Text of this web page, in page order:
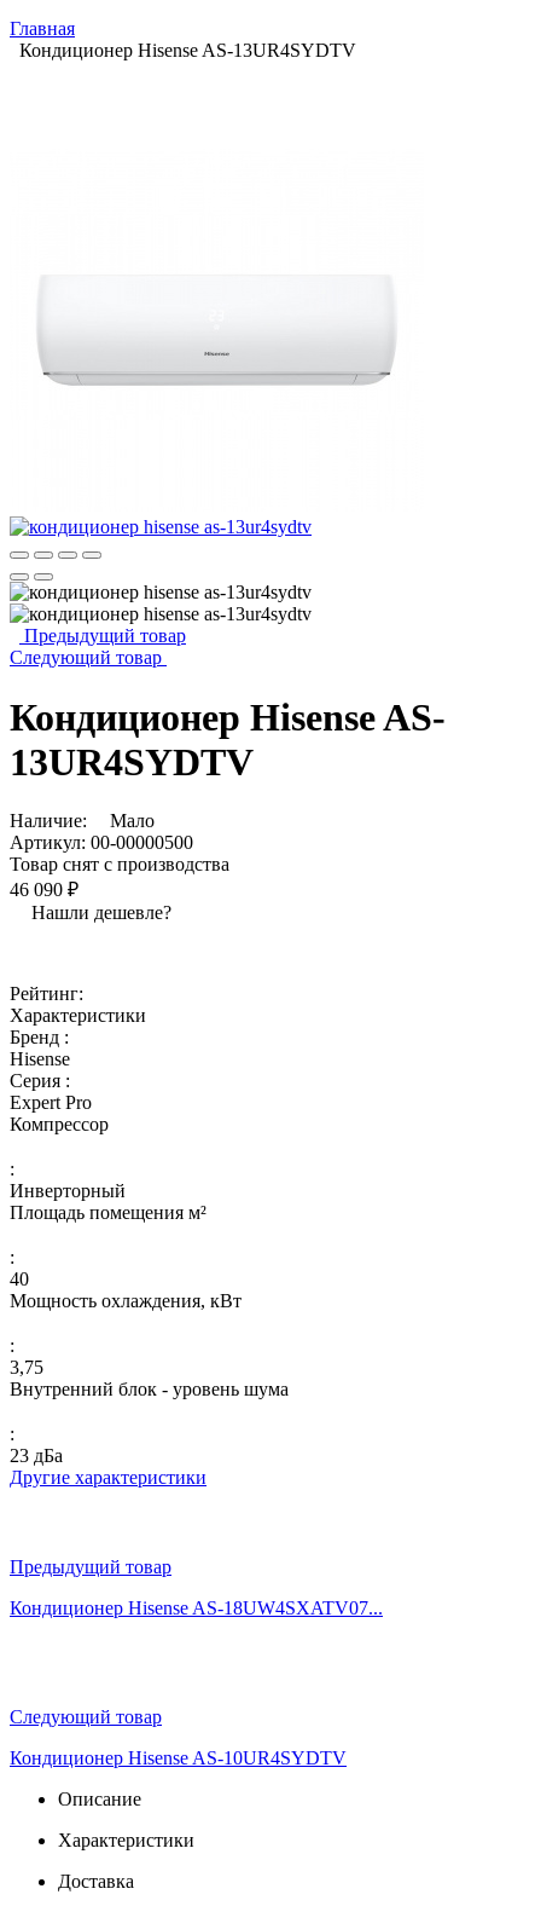
Главная
Кондиционер Hisense AS-13UR4SYDTV
Предыдущий товар
Следующий товар
Кондиционер Hisense AS-
13UR4SYDTV
Наличие:
Мало
Артикул: 00-00000500
Товар снят с производства
46 090 ₽
Нашли дешевле?
Рейтинг:
Характеристики
Бренд :
Hisense
Серия :
Expert Pro
Компрессор
:
Инверторный
Площадь помещения м²
:
40
Мощность охлаждения, кВт
:
3,75
Внутренний блок - уровень шума
:
23 дБа
Другие характеристики
Предыдущий товар
Кондиционер Hisense AS-18UW4SXATV07...
Следующий товар
Кондиционер Hisense AS-10UR4SYDTV
Описание
Характеристики
Доставка